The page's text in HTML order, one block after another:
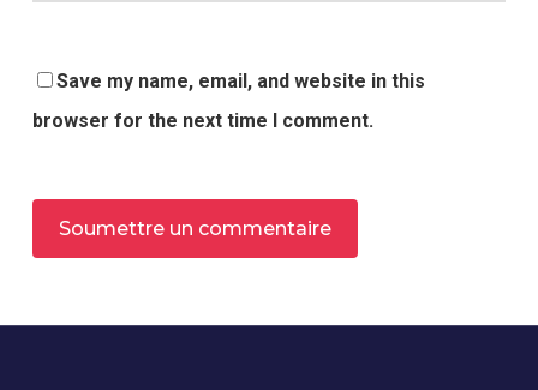
Save my name, email, and website in this
browser for the next time I comment.